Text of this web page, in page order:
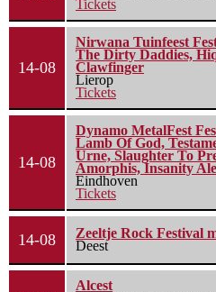
Tickets
14-08
Nirwana Tuinfeest
The Dirty Daddies,
Clawfinger
Lierop
Tickets
14-08
Dynamo MetalFest
Lamb Of God,
Urne, Slaughter To
Amorphis, Insanity
Eindhoven
Tickets
14-08
Zeeltje Rock Festival
Deest
Alcest